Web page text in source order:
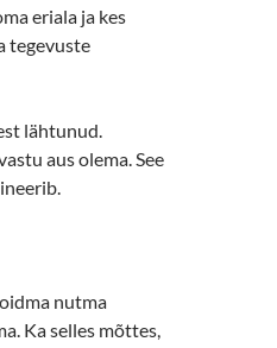
eriala ja kes
tegevuste
lähtunud.
aus olema. See
nutma
Ka selles mõttes,